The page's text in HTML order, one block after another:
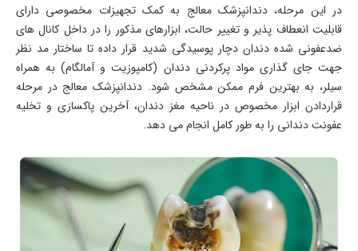
در این مرحله، دندانپزشک معالج به کمک تجهیزات مخصوصی دارای
قابلیت انعطاف پذیر و تغییر حالت، ابزارهای مذکور را در داخل کانال های
ضدعفونی شده دندان دچار پوسیدگی شدید قرار داده تا ساختار مد نظر
جهت جای گذاری مواد پرکردنی دندان (کامپوزیت و آمالگام) به همراه
سیلر، به بهترین فرم ممکن مشخص شود. دندانپزشک معالج در مرحله
قراردادن ابزار مخصوص در ناحیه مغز دندان، آخرین پاکسازی و تخلیه
عفونت دندانی را به طور کامل انجام می دهد.